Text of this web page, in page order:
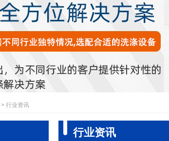
> 行业资讯
行业资讯